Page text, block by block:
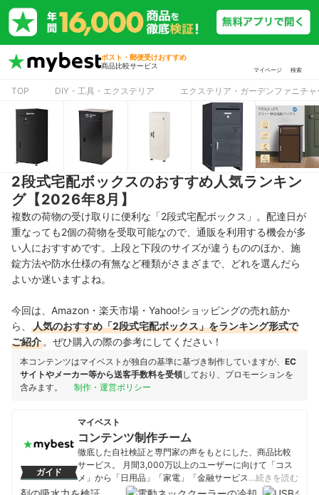
ポスト・郵便受けおすすめ
商品比較サービス
マイページ 検索
TOP DIY・工具・エクステリア エクステリア・ガーデンファニチャ
2段式宅配ボックスのおすすめ人気ランキン
グ【2026年8月】
複数の荷物の受け取りに便利な「2段式宅配ボックス」。配達日が
重なっても2個の荷物を受取可能なので、通販を利用する機会が多
い人におすすめです。上段と下段のサイズが違うもののほか、施
錠方法や防水仕様の有無など種類がさまざまで、どれを選んだら
よいか迷いますよね。
今回は、Amazon・楽天市場・Yahoo!ショッピングの売れ筋か
ら、
人気のおすすめ「2段式宅配ボックス」をランキング形式で
ご紹介 。ぜひ購入の際の参考にしてください！
本コンテンツはマイベストが独自の基準に基づき制作していますが、 EC
サイトやメーカー等から送客手数料を受領しており、プロモーションを
含みます。
制作・運営ポリシー
ガイド
マイベスト
コンテンツ制作チーム
徹底した自社検証と専門家の声をもとにした、商品比較
サービス。 月間3,000万以上のユーザーに向けて「コス
メ」から「日用品」「家電」「金融サービス」まで、ベ
ストな商品を選んでもらうために、毎日コンテンツを制
…続きを読む